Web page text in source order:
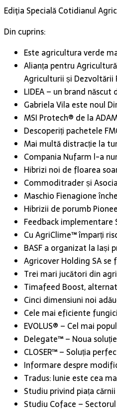
Ediţia Specială Cotidianul
Din cuprins:
Este agricultura verde
Alianța pentru
Agriculturii și Dezvoltării
LIDEA – un brand
Gabriela Vila este noul
MSI Protech® de la
Descoperiți pachetele
Mai multă distracție la
Compania Nufarm l-a
Hibrizi noi de floarea
Commoditrader și
Maschio Fienagione
Hibrizii de porumb
Feedback
Cu AgriClime™ împarți
BASF a organizat la
Agricover Holding SA se
Trei mari jucători din
Timafeed Boost,
Cinci dimensiuni noi
Cele mai eficiente
EVOLUS® – Cel mai
Delegate™ – Noua
CLOSER™ – Soluția
Informare despre
Tradus: Iunie este cea
Studiu privind piața
Studiu Coface –